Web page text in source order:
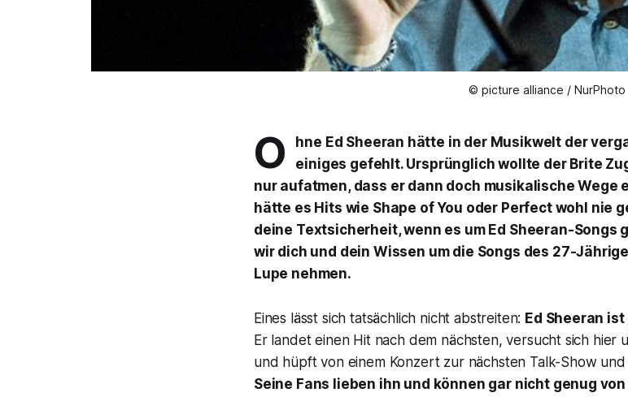
© picture alliance / NurPhoto
O
hne Ed Sheeran hätte in der Musikwelt der
einiges gefehlt. Ursprünglich wollte der Brite
nur aufatmen, dass er dann doch musikalische Wege
hätte es Hits wie Shape of You oder Perfectwohl nie
deine Textsicherheit, wenn es um Ed Sheeran-Songs
wir dich und dein Wissen um die Songs des 27-
Lupe nehmen.
Eines lässt sich tatsächlich nicht abstreiten: Ed Sheeran
Er landet einen Hit nach dem nächsten, versucht sich hier
und hüpft von einem Konzert zur nächsten Talk-Show
Seine Fans lieben ihn und können gar nicht genug